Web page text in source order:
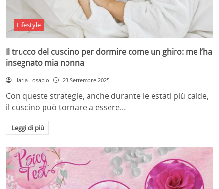
Lifestyle
Il trucco del cuscino per dormire come un ghiro: me l’ha
insegnato mia nonna
Ilaria Losapio 23 Settembre 2025
Con queste strategie, anche durante le estati più calde,
il cuscino può tornare a essere…
Leggi di più